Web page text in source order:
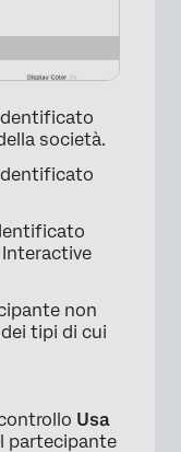
×
società.
non
tipi di cui
Usa
partecipante